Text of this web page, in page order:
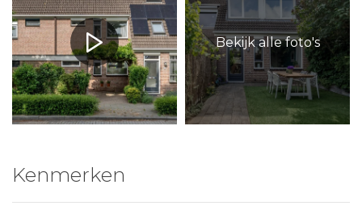
Bekijk alle foto's
Kenmerken